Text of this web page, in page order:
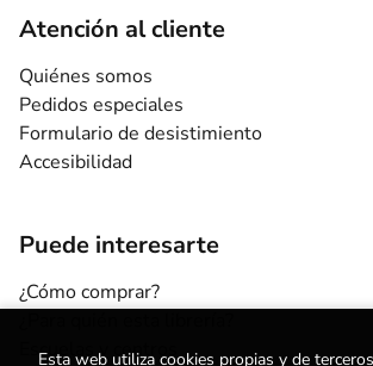
Atención al cliente
Quiénes somos
Pedidos especiales
Formulario de desistimiento
Accesibilidad
Puede interesarte
¿Cómo comprar?
Escuelas y centros
Esta web utiliza cookies propias y de